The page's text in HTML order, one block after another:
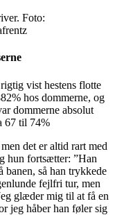
Foto:
vist hestens flotte
hos dommerne, og
dommerne absolut
67 til 74%
det er altid rart med
hun fortsætter: ”Han
så han trykkede
fejlfri tur, men
glæder mig til at få en
jeg håber han føler sig